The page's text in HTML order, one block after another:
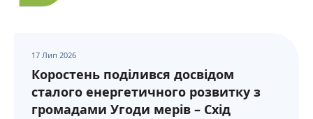
17 Лип 2026
Коростень поділився досвідом
сталого енергетичного розвитку з
громадами Угоди мерів – Схід